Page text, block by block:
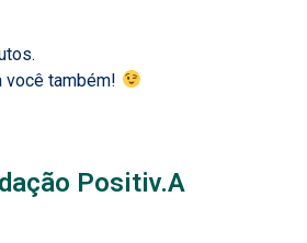
você também!
Positiv.A